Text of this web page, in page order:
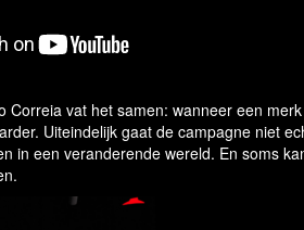
Correia vat het samen: wanneer een
Uiteindelijk gaat de campagne niet
in een veranderende wereld. En soms